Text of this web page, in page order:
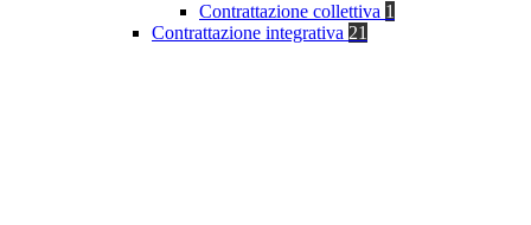
Contrattazione collettiva 1
Contrattazione integrativa 21